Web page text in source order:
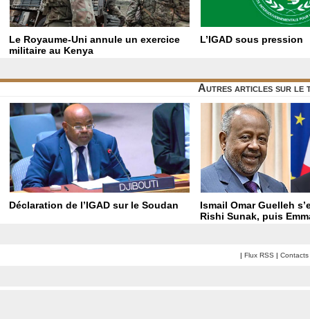
Le Royaume-Uni annule un exercice
militaire au Kenya
L’IGAD sous pression
Autres articles sur le
Déclaration de l’IGAD sur le Soudan
Ismail Omar Guelleh
Rishi Sunak, puis
| Flux RSS | Contacts